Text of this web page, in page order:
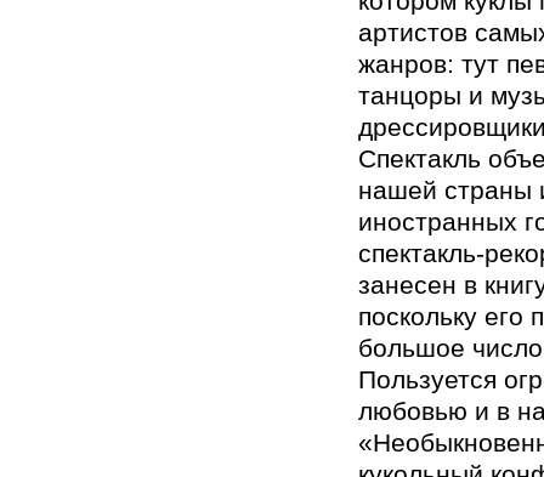
артистов
жанров: тут
танцоры и
Спектакль
нашей страны
иностранных
спектакль-
занесен в
поскольку его
большое
Пользуется
любовью и в